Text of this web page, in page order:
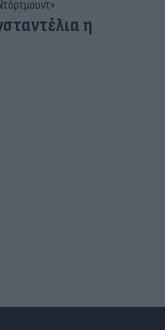
η